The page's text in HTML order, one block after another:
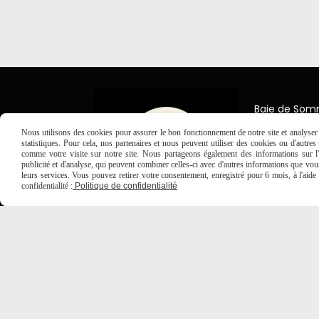
Baie de
7 Place
80150
 03
Nous utilisons des cookies pour assurer le bon fonctionnement de notre site et
statistiques. Pour cela, nos partenaires et nous peuvent utiliser des cookies ou
comme votre visite sur notre site. Nous partageons également des informations
publicité et d'analyse, qui peuvent combiner celles-ci avec d'autres informations que
leurs services. Vous pouvez retirer votre consentement, enregistré pour 6 mois, à
confidentialité : Politique de confidentialité